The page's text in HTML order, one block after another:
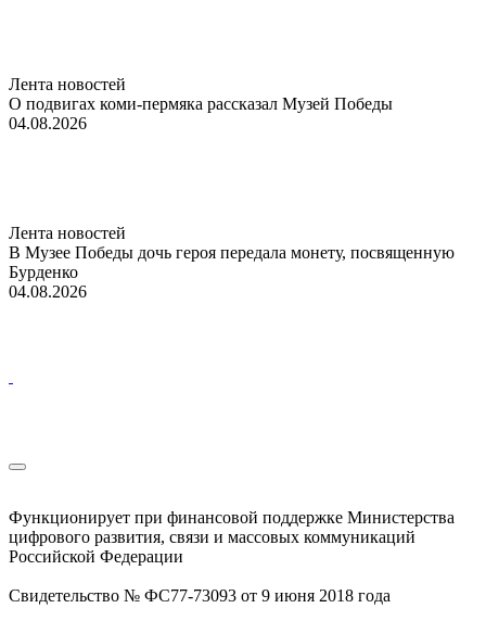
Лента новостей
О подвигах коми-пермяка рассказал Музей Победы
04.08.2026
Лента новостей
В Музее Победы дочь героя передала монету, посвященную
Бурденко
04.08.2026
Функционирует при финансовой поддержке Министерства
цифрового развития, связи и массовых коммуникаций
Российской Федерации
Свидетельство № ФС77-73093 от 9 июня 2018 года